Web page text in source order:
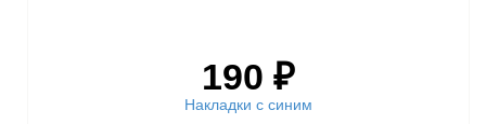
190 ₽
Накладки с синим